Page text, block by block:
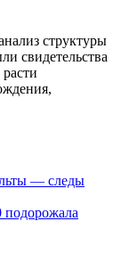
структуры
свидетельства
— следы
подорожала